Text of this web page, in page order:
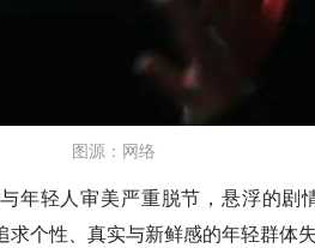
图源：网络
年轻人审美严重脱节，悬浮的剧
个性、真实与新鲜感的年轻群体失